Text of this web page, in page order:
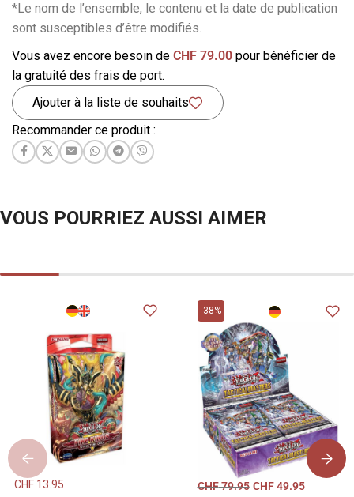
*Le nom de l’ensemble, le contenu et la date de publication
sont susceptibles d’être modifiés.
Vous avez encore besoin de CHF 79.00 pour bénéficier de
la gratuité des frais de port.
Ajouter à la liste de souhaits
Recommander ce produit :
VOUS POURRIEZ AUSSI AIMER
CHF 13.95
-38%
CHF79.95 CHF49.95